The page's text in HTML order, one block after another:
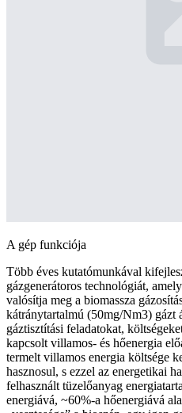
A gép funkciója
Több éves kutatómunkával
gázgenerátoros technológiát,
valósítja meg a biomassza
kátránytartalmú (50mg/Nm3) gázt
gáztisztítási feladatokat,
kapcsolt villamos- és hőenergia
termelt villamos energia költsége
hasznosul, s ezzel az energetikai
felhasznált tüzelőanyag
energiává, ~60%-a hőenergiává